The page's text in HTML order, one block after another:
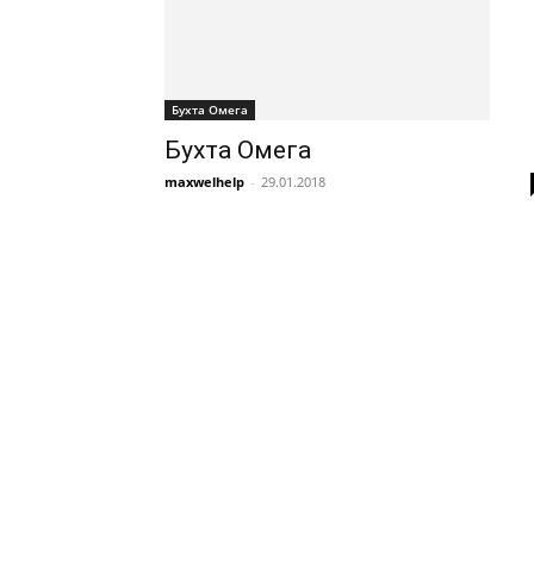
Бухта Омега
Бухта Омега
maxwelhelp - 29.01.2018